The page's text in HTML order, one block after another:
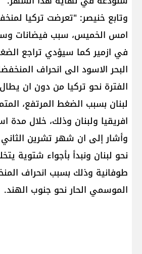
وتابع خنيصر: "تعرضت تركيا
امس الخميس، سبب فيضانات
في ازمير كما سيؤدي تراجع
البحر الاسود الى انحراف
الفترة نحو تركيا من دون ان
لبنان بسبب الضغط المرتفع،
افريقيا ولبنان وذلك، خلال مدة
وأشار إلى ان شهر تشرين
نحو لبنان ونبدأ بأجواء شتوية
طوفانية وذلك بسبب انحراف
الموسمي الحار نحو جنوب الهند.